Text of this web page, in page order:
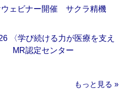
ウェビナー開催 サクラ精機
〈学び続ける力が医療を支え
MR認定センター
もっと見る »